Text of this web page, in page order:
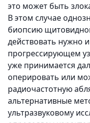
это может быть
В этом случае
биопсию
действовать нужно
прогрессирующем
уже принимается
оперировать или
радиочастотную
альтернативные
ультразвуковому